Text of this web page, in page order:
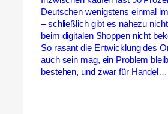
Deutschen wenigstens einmal
– schließlich gibt es nahezu
beim digitalen Shoppen nicht
So rasant die Entwicklung des
auch sein mag, ein Problem
bestehen, und zwar für Handel…